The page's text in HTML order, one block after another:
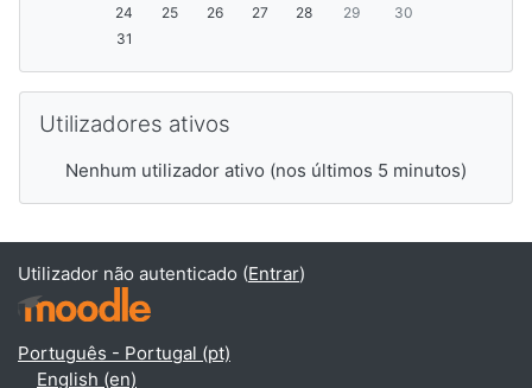
24
25 26 27 28 29
30
31
Utilizadores ativos
Nenhum utilizador ativo (nos últimos 5 minutos)
Utilizador não autenticado (Entrar)
Português - Portugal ‎(pt)‎
English ‎(en)‎